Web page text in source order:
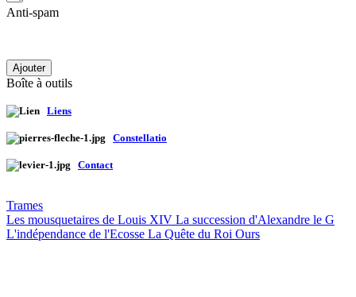
Anti-spam
Ajouter
Boîte à outils
Liens
Constellatio
Contact
Trames
Les mousquetaires de Louis XIV La succession d'Alexandre le G
L'indépendance de l'Ecosse La Quête du Roi Ours